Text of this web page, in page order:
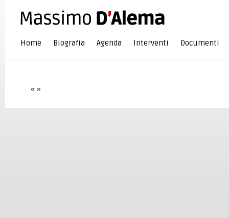
Home Biografia Agenda Interventi Documenti
« »